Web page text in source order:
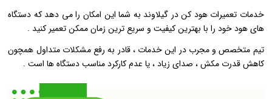
خدمات تعمیرات هود کن در گیلاوند به شما این امکان را می‌ دهد که دستگاه‌
های هود خود را با بهترین کیفیت و سریع ‌ترین زمان ممکن تعمیر کنید .
تیم متخصص و مجرب در این خدمات ، قادر به رفع مشکلات متداول همچون
کاهش قدرت مکش ، صدای زیاد ، یا عدم کارکرد مناسب دستگاه‌ ها است .